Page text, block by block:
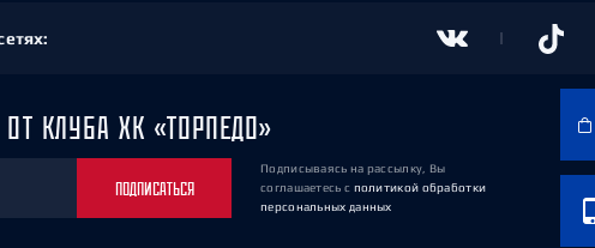
КЛУБА ХК «ТОРПЕДО»
ПОДПИСАТЬСЯ
Подписываясь на рассылку, Вы
соглашаетесь с политикой обработки
персональных данных